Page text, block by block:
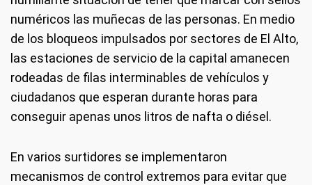
numéricos las muñecas de las personas. En medio
de los bloqueos impulsados por sectores de El Alto,
las estaciones de servicio de la capital amanecen
rodeadas de filas interminables de vehículos y
ciudadanos que esperan durante horas para
conseguir apenas unos litros de nafta o diésel.
En varios surtidores se implementaron
mecanismos de control extremos para evitar que